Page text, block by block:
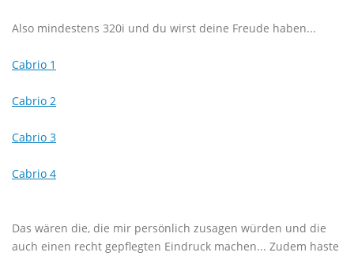
Also mindestens 320i und du wirst deine Freude haben...
Cabrio 1
Cabrio 2
Cabrio 3
Cabrio 4
Das wären die, die mir persönlich zusagen würden und die
auch einen recht gepflegten Eindruck machen... Zudem haste